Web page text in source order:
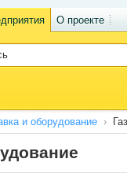
О проекте
и оборудование